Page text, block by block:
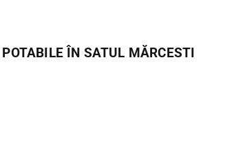
ÎN SATUL MĂRCESTI